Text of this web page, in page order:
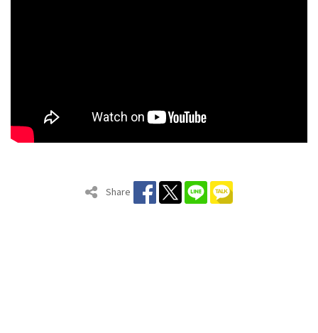
Share